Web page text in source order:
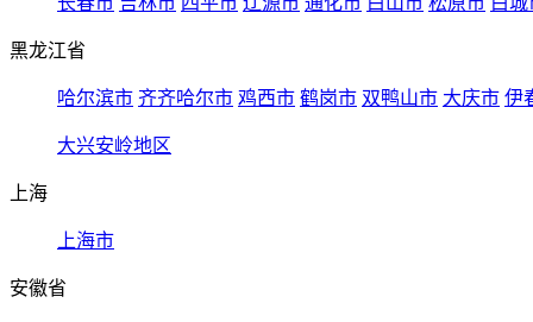
黑龙江省
哈尔滨市 齐齐哈尔市 鸡西市 鹤岗市 双鸭山市 大庆市 伊
大兴安岭地区
上海
上海市
安徽省